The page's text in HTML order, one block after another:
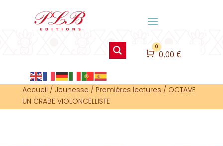
Panier
0
0,00 €
Accueil / Jeunesse / Premières lectures / OCTAVE
UN CRABE VIOLONCELLISTE